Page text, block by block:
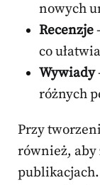
nowych
Recenzje
co
Wywiady
różnych
Przy
również, aby